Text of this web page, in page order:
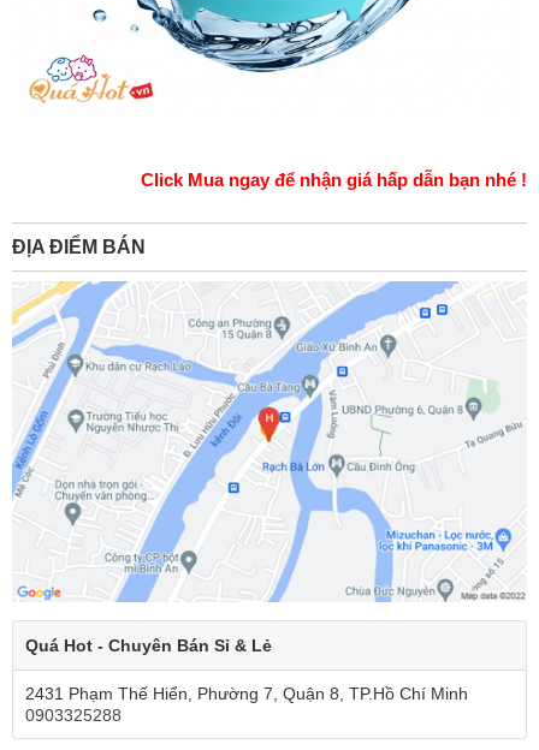
Click Mua ngay để nhận giá hấp dẫn bạn nhé !
ĐỊA ĐIỂM BÁN
Quá Hot - Chuyên Bán Sỉ & Lẻ
2431 Phạm Thế Hiển, Phường 7, Quận 8, TP.Hồ Chí Minh
0903325288